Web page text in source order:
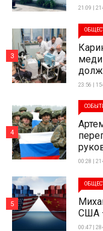
21:09 |
23:56 |
3
00:28 |
4
США
00:47 |
5